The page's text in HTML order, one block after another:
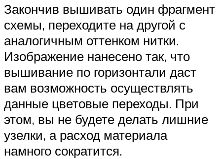
Закончив вышивать один фрагмент
схемы, переходите на другой с
аналогичным оттенком нитки.
Изображение нанесено так, что
вышивание по горизонтали даст
вам возможность осуществлять
данные цветовые переходы. При
этом, вы не будете делать лишние
узелки, а расход материала
намного сократится.